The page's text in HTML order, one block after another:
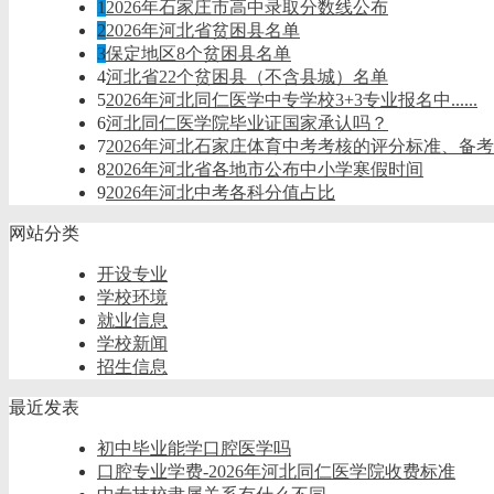
1 2026年石家庄市高中录取分数线公布
22026年河北省贫困县名单
3保定地区8个贫困县名单
4河北省22个贫困县（不含县城）名单
52026年河北同仁医学中专学校3+3专业报名中......
6河北同仁医学院毕业证国家承认吗？
72026年河北石家庄体育中考考核的评分标准、备
82026年河北省各地市公布中小学寒假时间
92026年河北中考各科分值占比
网站分类
开设专业
学校环境
就业信息
学校新闻
招生信息
最近发表
初中毕业能学口腔医学吗
口腔专业学费-2026年河北同仁医学院收费标准